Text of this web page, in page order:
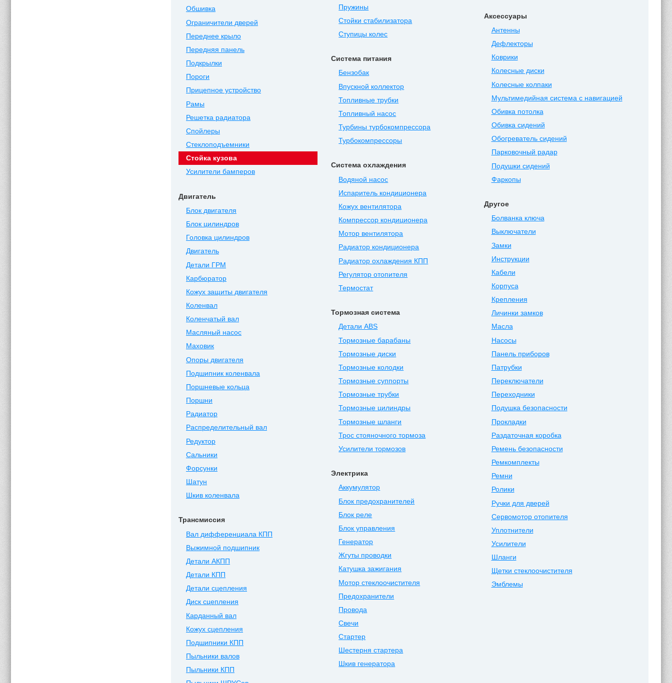
Обшивка
Ограничители дверей
Переднее крыло
Передняя панель
Подкрылки
Пороги
Прицепное устройство
Рамы
Решетка радиатора
Спойлеры
Стеклоподъемники
Стойка кузова
Усилители бамперов
Двигатель
Блок двигателя
Блок цилиндров
Головка цилиндров
Двигатель
Детали ГРМ
Карбюратор
Кожух защиты двигателя
Коленвал
Коленчатый вал
Масляный насос
Маховик
Опоры двигателя
Подшипник коленвала
Поршневые кольца
Поршни
Радиатор
Распределительный вал
Редуктор
Сальники
Форсунки
Шатун
Шкив коленвала
Трансмиссия
Вал дифференциала КПП
Выжимной подшипник
Детали АКПП
Детали КПП
Детали сцепления
Диск сцепления
Карданный вал
Кожух сцепления
Подшипники КПП
Пыльники валов
Пыльники КПП
Пружины
Стойки стабилизатора
Ступицы колес
Система питания
Бензобак
Впускной коллектор
Топливные трубки
Топливный насос
Турбины турбокомпрессора
Турбокомпрессоры
Система охлаждения
Водяной насос
Испаритель кондиционера
Кожух вентилятора
Компрессор кондиционера
Мотор вентилятора
Радиатор кондиционера
Радиатор охлаждения КПП
Регулятор отопителя
Термостат
Тормозная система
Детали ABS
Тормозные барабаны
Тормозные диски
Тормозные колодки
Тормозные суппорты
Тормозные трубки
Тормозные цилиндры
Тормозные шланги
Трос стояночного тормоза
Усилители тормозов
Электрика
Аккумулятор
Блок предохранителей
Блок реле
Блок управления
Генератор
Жгуты проводки
Катушка зажигания
Мотор стеклоочистителя
Предохранители
Провода
Свечи
Стартер
Шестерня стартера
Шкив генератора
Аксессуары
Антенны
Дефлекторы
Коврики
Колесные диски
Колесные колпаки
Мультимедийная система с навигацией
Обивка потолка
Обивка сидений
Обогреватель сидений
Парковочный радар
Подушки сидений
Фаркопы
Другое
Болванка ключа
Выключатели
Замки
Инструкции
Кабели
Корпуса
Крепления
Личинки замков
Масла
Насосы
Панель приборов
Патрубки
Переключатели
Переходники
Подушка безопасности
Прокладки
Раздаточная коробка
Ремень безопасности
Ремкомплекты
Ремни
Ролики
Ручки для дверей
Сервомотор отопителя
Уплотнители
Усилители
Шланги
Щетки стеклоочистителя
Эмблемы